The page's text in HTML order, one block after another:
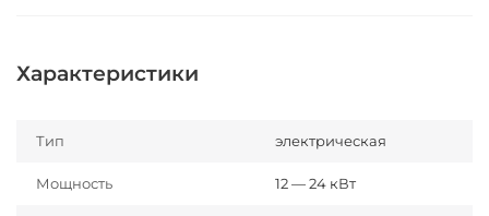
Характеристики
Тип электрическая
Мощность 12 — 24 кВт